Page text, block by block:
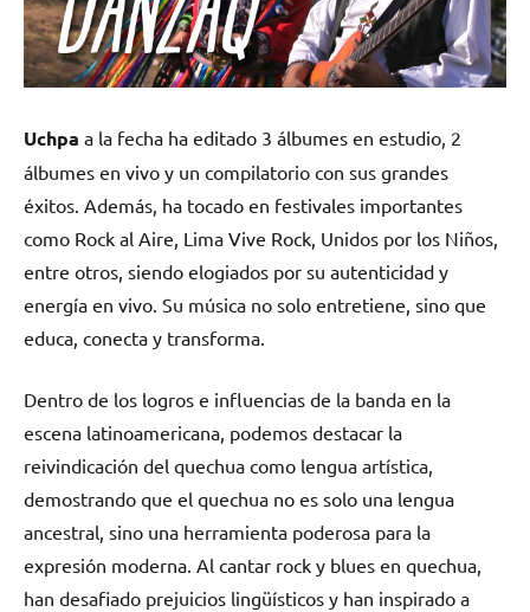
Uchpa a la fecha ha editado 3 álbumes en estudio, 2
álbumes en vivo y un compilatorio con sus grandes
éxitos. Además, ha tocado en festivales importantes
como Rock al Aire, Lima Vive Rock, Unidos por los Niños,
entre otros, siendo elogiados por su autenticidad y
energía en vivo. Su música no solo entretiene, sino que
educa, conecta y transforma.
Dentro de los logros e influencias de la banda en la
escena latinoamericana, podemos destacar la
reivindicación del quechua como lengua artística,
demostrando que el quechua no es solo una lengua
ancestral, sino una herramienta poderosa para la
expresión moderna. Al cantar rock y blues en quechua,
han desafiado prejuicios lingüísticos y han inspirado a